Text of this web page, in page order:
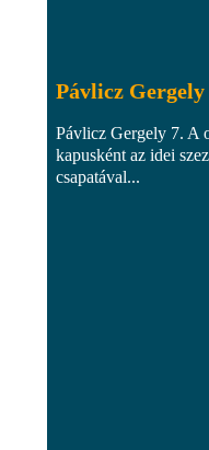
Pávlicz
Pávlicz Gergely 7. A
kapusként az idei
csapatával...